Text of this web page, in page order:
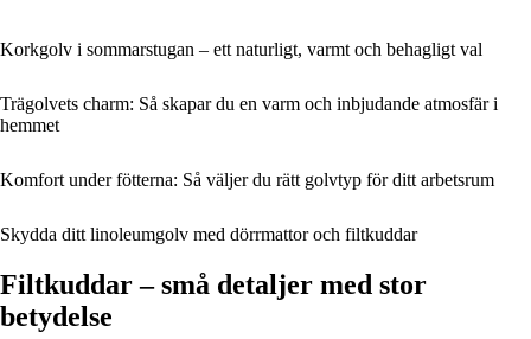
Korkgolv i sommarstugan – ett naturligt, varmt och behagligt val
Trägolvets charm: Så skapar du en varm och inbjudande atmosfär i
hemmet
Komfort under fötterna: Så väljer du rätt golvtyp för ditt arbetsrum
Skydda ditt linoleumgolv med dörrmattor och filtkuddar
Filtkuddar – små detaljer med stor
betydelse